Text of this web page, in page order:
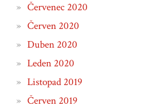
Červenec 2020
Červen 2020
Duben 2020
Leden 2020
Listopad 2019
Červen 2019